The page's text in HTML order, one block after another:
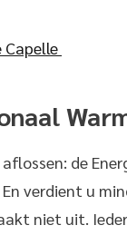
Capelle
de
verdient u
niet uit.